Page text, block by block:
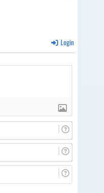
Login
o
m
b
r
m
ie